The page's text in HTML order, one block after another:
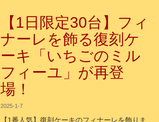
【1日限定30台】フィ
ナーレを飾る復刻ケ
ーキ「いちごのミル
フィーユ」が再登
場！
2025-1-7
【1番人気】復刻ケーキのフィナーレを飾りま